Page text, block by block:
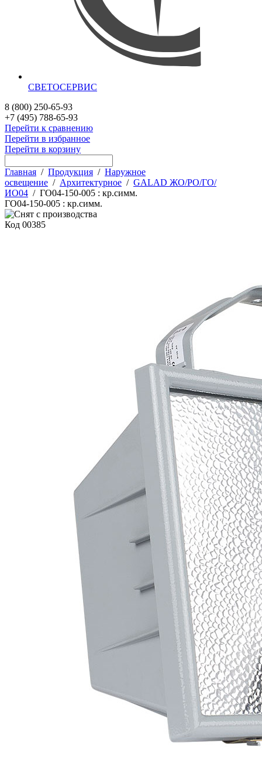
СВЕТОСЕРВИС
8 (800) 250-65-93
+7 (495) 788-65-93
Перейти к сравнению
Перейти в избранное
Перейти в корзину
Главная / Продукция / Наружное
освещение / Архитектурное / GALAD ЖО/РО/ГО/
ИО04 / ГО04-150-005 : кр.симм.
ГО04-150-005 : кр.симм.
Код 00385